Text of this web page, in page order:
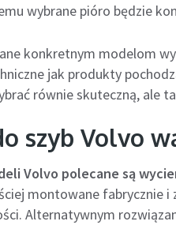
wybrane pióro będzie
konkretnym modelom
jak produkty
równie skuteczną, ale
szyb Volvo
Volvo polecane są
montowane fabrycznie
Alternatywnym